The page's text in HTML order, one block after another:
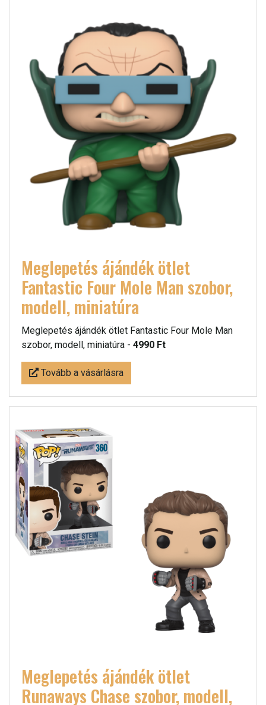
Meglepetés ájándék ötlet
Fantastic Four Mole Man szobor,
modell, miniatúra
Meglepetés ájándék ötlet Fantastic Four Mole Man
szobor, modell, miniatúra - 4990 Ft
Tovább a vásárlásra
Meglepetés ájándék ötlet
Runaways Chase szobor, modell,